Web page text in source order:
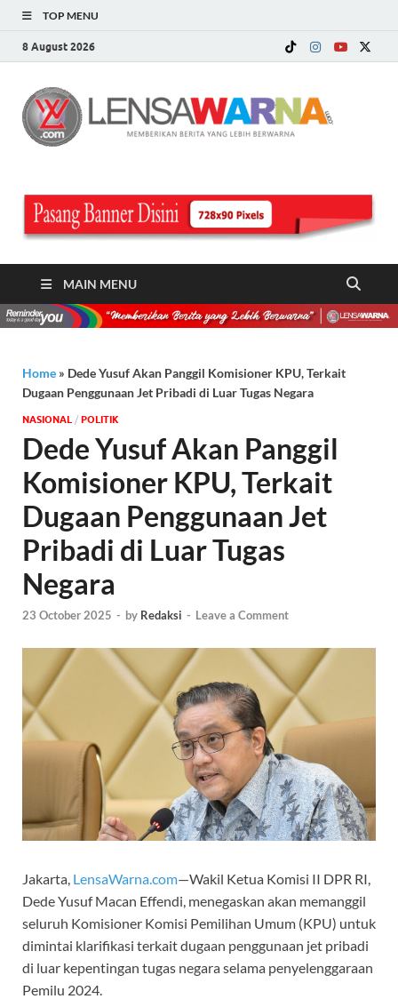
TOP MENU
8 August 2026
MAIN MENU
Home » Dede Yusuf Akan Panggil Komisioner KPU, Terkait
Dugaan Penggunaan Jet Pribadi di Luar Tugas Negara
NASIONAL / POLITIK
Dede Yusuf Akan Panggil
Komisioner KPU, Terkait
Dugaan Penggunaan Jet
Pribadi di Luar Tugas
Negara
23 October 2025 - by Redaksi - Leave a Comment
Jakarta, LensaWarna.com—Wakil Ketua Komisi II DPR RI,
Dede Yusuf Macan Effendi, menegaskan akan memanggil
seluruh Komisioner Komisi Pemilihan Umum (KPU) untuk
dimintai klarifikasi terkait dugaan penggunaan jet pribadi
di luar kepentingan tugas negara selama penyelenggaraan
Pemilu 2024.